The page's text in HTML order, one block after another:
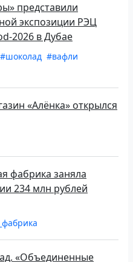
представили
экспозиции РЭЦ
2026 в Дубае
#шоколад #вафли
«Алёнка» открылся
фабрика заняла
234 млн рублей
«Объединенные